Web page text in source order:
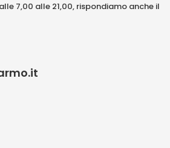
7,00 alle 21,00, rispondiamo anche il